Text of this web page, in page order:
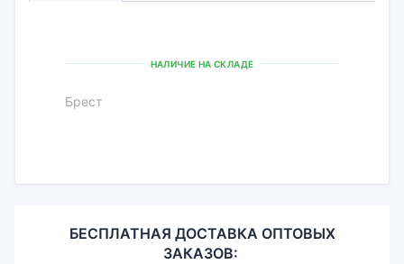
НАЛИЧИЕ НА СКЛАДЕ
Брест
БЕСПЛАТНАЯ ДОСТАВКА ОПТОВЫХ
ЗАКАЗОВ: